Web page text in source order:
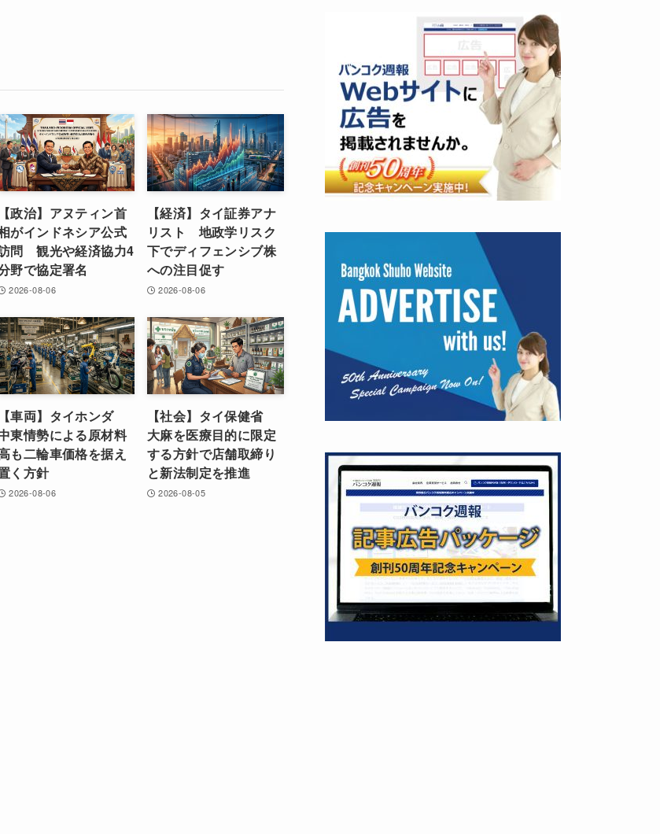
【政治】アヌティン首
がインドネシア公式
問 観光や経済協力4
野で協定署名
2026-08-06
【経済】タイ証券アナ
リスト 地政学リスク
下でディフェンシブ株
への注目促す
2026-08-06
【車両】タイホンダ
東情勢による原材料
も二輪車価格を据え
く方針
2026-08-06
【社会】タイ保健省
大麻を医療目的に限定
する方針で店舗取締り
と新法制定を推進
2026-08-05